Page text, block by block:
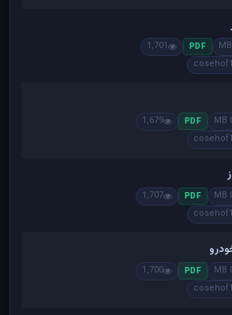
PDF
1,701
PDF
1,679
PDF
1,707
PDF
1,700